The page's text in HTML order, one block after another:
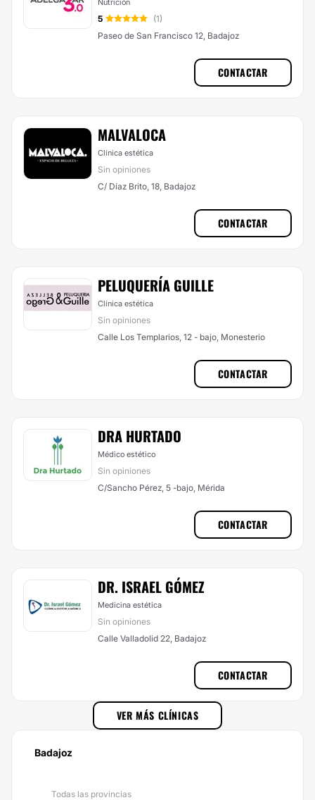
Nutrición
5
(1)
Paseo de San Francisco 12, Badajoz
CONTACTAR
MALVALOCA
Clínica estética
Sin opiniones
C/ Díaz Brito, 18, Badajoz
CONTACTAR
PELUQUERÍA GUILLE
Clínica estética
Sin opiniones
Calle Los Templarios, 12 - bajo, Monesterio
CONTACTAR
DRA HURTADO
Médico estético
Sin opiniones
C/Sancho Pérez, 5 -bajo, Mérida
CONTACTAR
DR. ISRAEL GÓMEZ
Medicina estética
Sin opiniones
Calle Valladolid 22, Badajoz
CONTACTAR
VER MÁS CLÍNICAS
Badajoz
Todas las provincias